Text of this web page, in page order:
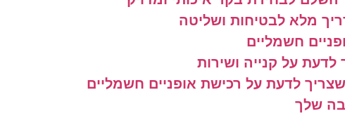
מלא לבטיחות ושליטה
חשמליים
לדעת על קנייה ושירות
לדעת על רכישת אופניים חשמליים
שלך